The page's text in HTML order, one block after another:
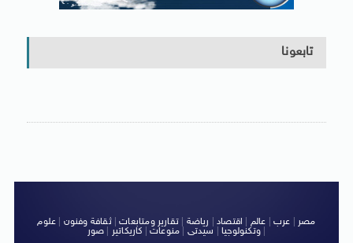
تابعونا
مصر عرب عالم اقتصاد رياضة |تقارير ومتابعات|ثقافة وفنون
علوم
وتكنولوجيا| سيدتى منوعات كاريكاتير صور |